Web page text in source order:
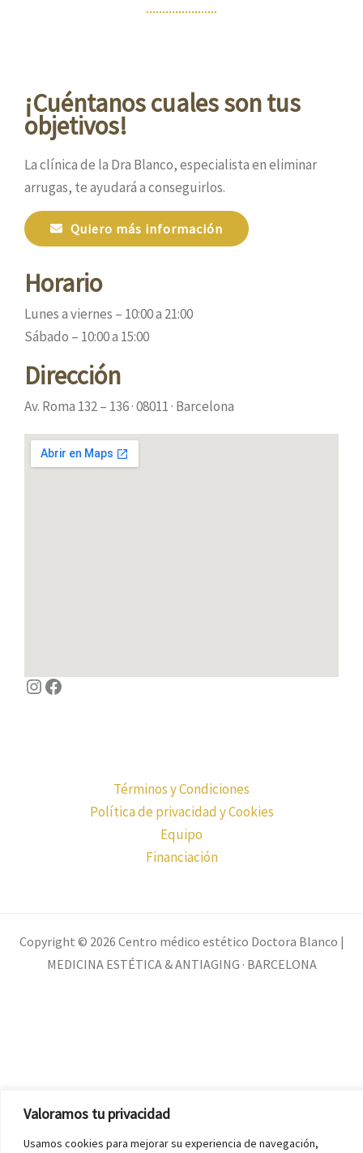
Valoramos tu privacidad
Usamos cookies para mejorar su experiencia de navegación,
¡Cuéntanos cuales son tus
objetivos!
La clínica de la Dra Blanco, especialista en eliminar
arrugas, te ayudará a conseguirlos.
Quiero más información
Horario
Lunes a viernes – 10:00 a 21:00
Sábado – 10:00 a 15:00
Dirección
Av. Roma 132 – 136 · 08011 · Barcelona
Siguenos en Instagram
Facebook
Términos y Condiciones
Política de privacidad y Cookies
Equipo
Financiación
Copyright © 2026 Centro médico estético Doctora Blanco |
MEDICINA ESTÉTICA & ANTIAGING · BARCELONA